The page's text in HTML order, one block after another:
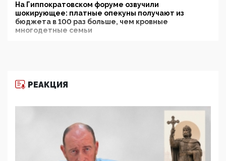
На Гиппократовском форуме озвучили
шокирующее: платные опекуны получают из
бюджета в 100 раз больше, чем кровные
многодетные семьи
11:53, 09 Июня 2026
деятельность ИИТО ЮНЕСКО в России, но
цифроглобалисты продолжают определять
повестку в образовании
09:43, 01 Июня 2026
5G за счет здоровья граждан: Минцифры намерено
РЕАКЦИЯ